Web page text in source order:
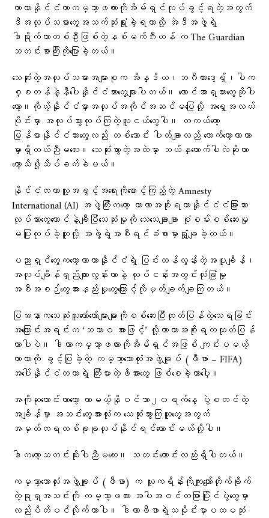
ကာတာနိုင်ငံဟာကမ္ဘာ့ဖလားကိုအိမ်ရှင်လုပ်ခွင့်ရတဲ့အတွက်
ဒီအလုပ်သမားတွေအသက်ဆုံးရှုံးခဲ့ရတာလို့ အဲဒီအဖွဲရဲ့
ဒါရိုက်တာတစ်ဦးဖြစ်တဲ့နစ်မက်ဂီးဟန် က The Guardian
သတင်းစာကြီးကိုပြောခဲ့တယ်။
သေဆုံးတဲ့အလုပ်သမားအများစုက အိန္ဒိယ၊ဘဂႅလားဒေ့ရှ်၊ပါက
စ္စတန်နဲ့နီပေါနိုင်ငံသားတွေများပါတယ်။ တောင်အာရှသားတွေဆိုပါ
တော့။ကိုယ့်နိုင်ငံမှာအလုပ်အကိုင်အဆင်မပြေလို့ အရှေ့အလယ်
ပိုင်းမှာ အလုပ်သွားလုပ်ကြတဲ့လူငယ်တွေပါ။ တကယ်တော့
မြန်မာနိုင်ငံသားတွေလည်း တစ်သောင်း ပါတ်ချာလည် လောက်တော့ကာတာ
မှာရှိတယ်ညီမလေး။ သေဆုံးသွားတဲ့အထဲမှာ ဘယ်နှယောက်ပါလဲဆိုတာ
တော့သိဖို့သိပ်ခက်ခဲမယ်။
နိုင်ငံတကာလူ့အခွင့်အရေးကိုစောင့်ကြည့်တဲ့ Amnesty
International (AI) အဖွဲ့ကြီးကတော့ ကာတာအစိုးရဟာနိုင်ငံငံခြားသား
လုပ်သားတွေထောင်နဲ့ချီပြီသေဆုံးမှုကို သေသေချာချာ စုံစမ်းစစ်ဆေးမှု
မပြုလုပ်ခဲ့ဘူးလို့ အဖွဲ့ရဲ့အစီရင်ခံစာမှာရှုံ့ချခဲ့တယ်။
ပညာရှင်တွေကတော့ကာတာနိုင်ငံရဲ့ ပြင်းထန်လွန်းတဲ့အပူချိန်၊
အလုပ်ချိန်ရှည်လျားလွန်းတာနဲ့ လုပ်ငန်းအတွင်းလုံခြုံမှု
အစီအစဉ်တွေအားနည်းမှုတွေကြောင့်လိုမှတ်ချက်ချကြတယ်။
ပြဿနာကသေဆုံးသူတော်တော်များများကိုစစ်ဆေးပြီးထုတ်ပြန်တဲ့သေရခြင်း
အကြောင်းအရင်းက ‘သဘာဝ အားဖြင့်’ လို့ကာတာအစိုးရကထုတ်ပြန်
တာပါပဲ။ ဒါဟာကမ္ဘာ့ဖလားကိုအိမ်ရှင်အဖြစ် ကျင်းပမယ့်
ကာတာကို ခွင့်ပြုခဲ့တဲ့ ကမ္ဘာ့ဘောလုံးအဖွဲ့ချုပ် (ဖီဖာ – FIFA)
အပေါ်နိုင်ငံတကာရဲ့ ကြီးမားတဲ့ဖိအားတွေ ဖြစ်စေခဲ့တာပေါ့။
အကိုဆုတောင်းတာတော့ လာမယ့်နိုဝင်ဘာ၂၀ရက်နေ့ ပွဲစတင်တဲ့
အချိန်မှာ အသင်းတွေအားလုံးက သေဆုံးသွားကြသူတွေအတွက်
အမှတ်တရတစ်ခုခုလုပ်နိုင်ရင်ကောင်းမယ်လို့ပါ။
ဒါကတော့သတင်းဆိုးပါညီမလေး။ သတင်းကောင်းလည်းရှိပါတယ်။
ကမ္ဘာ့ဘောလုံးအဖွဲ့ချုပ် (ဖီဖာ) က ယူကရိန်းကိုကျူးကျော်တိုက်ခိုက်
တဲ့ရုရှအသင်းကို ကမ္ဘာ့ဖလား အပါအဝင်တခြားပြိုင်ပွဲတွေမှာ
လည်းပိတ်ပင်လိုက်တာပါ။ ဒါဟာဖီဖာရဲ့သမိုင်းမှာပထမဆုံး